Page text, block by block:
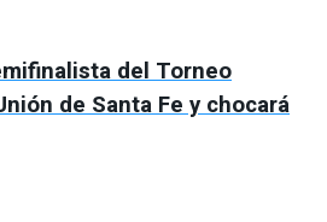
del Torneo
de Santa Fe y chocará